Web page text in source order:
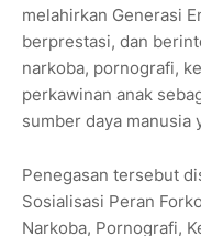
melahirkan Generasi
berprestasi, dan
narkoba, pornografi,
perkawinan anak
sumber daya manusia
Penegasan tersebut
Sosialisasi Peran
Narkoba, Pornografi,